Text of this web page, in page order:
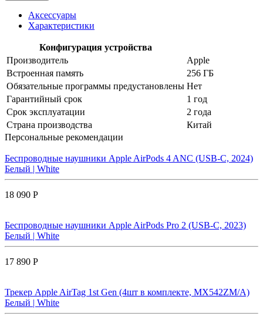
Аксессуары
Характеристики
Конфигурация устройства
Производитель
Apple
Встроенная память
256 ГБ
Обязательные программы предустановлены Нет
Гарантийный срок
1 год
Срок эксплуатации
2 года
Страна производства
Китай
Персональные рекомендации
Беспроводные наушники Apple AirPods 4 ANC (USB-C, 2024)
Белый | White
18 090 Р
Беспроводные наушники Apple AirPods Pro 2 (USB-C, 2023)
Белый | White
17 890 Р
Трекер Apple AirTag 1st Gen (4шт в комплекте, MX542ZM/A)
Белый | White